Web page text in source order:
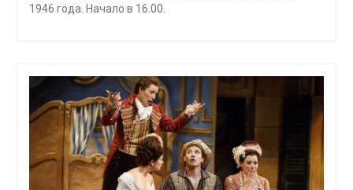
1946 года. Начало в 16.00.